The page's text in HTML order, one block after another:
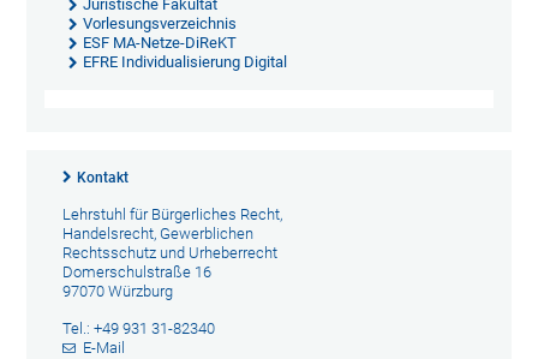
Juristische Fakultät
Vorlesungsverzeichnis
ESF MA-Netze-DiReKT
EFRE Individualisierung Digital
Kontakt
Lehrstuhl für Bürgerliches Recht,
Handelsrecht, Gewerblichen
Rechtsschutz und Urheberrecht
Domerschulstraße 16
97070 Würzburg
Tel.: +49 931 31-82340
E-Mail